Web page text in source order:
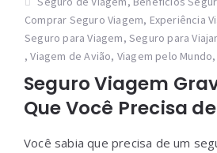
Comprar Seguro Viagem, Experiência
Seguro para Viagem,Seguro para
,Viagem de Avião, Viagem pelo Mundo,
Seguro Viagem
Que Você Precisa
Você sabia que precisa de um